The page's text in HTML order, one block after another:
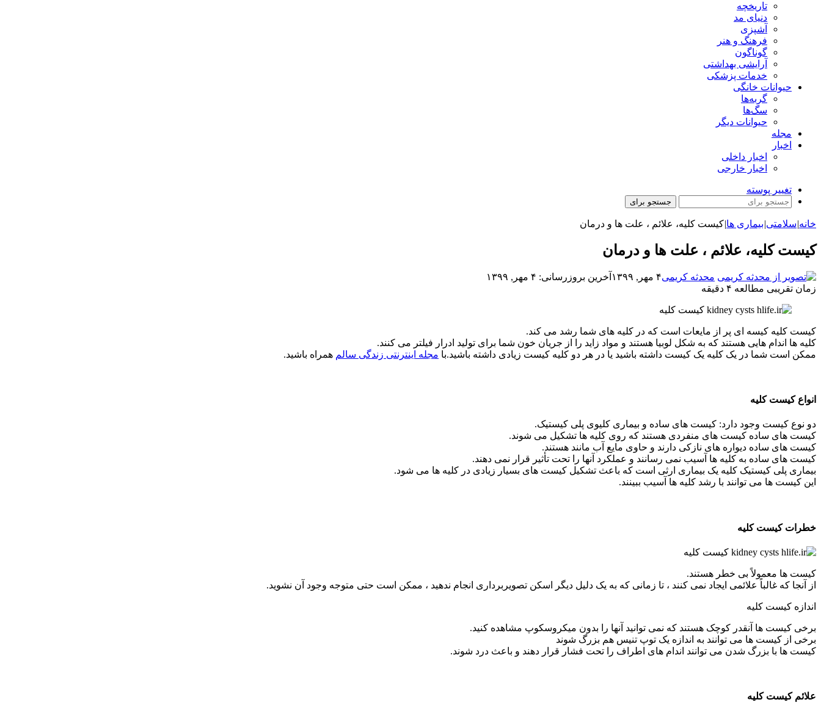
تاریخچه
دنیای مد
آشپزی
فرهنگ و هنر
گوناگون
آرایشی بهداشتی
خدمات پزشکی
حیوانات خانگی
گربه‌ها
سگ‌ها
حیوانات دیگر
مجله
اخبار
اخبار داخلی
اخبار خارجی
تغییر پوسته
جستجو برای
خانه|سلامتی|بیماری ها|کیست کلیه، علائم ، علت ها و درمان
کیست کلیه، علائم ، علت ها و درمان
محدثه کریمی۴ مهر, ۱۳۹۹
آخرین بروزرسانی: ۴ مهر, ۱۳۹۹
زمان تقریبی مطالعه ۴ دقیقه
کیست کلیه کیسه ای پر از مایعات است که در کلیه های شما رشد می کند.
کلیه ها اندام هایی هستند که به شکل لوبیا هستند و مواد زاید را از جریان خون شما برای تولید ادرار فیلتر می کنند.
ممکن است شما در یک کلیه یک کیست داشته باشید یا در هر دو کلیه کیست زیادی داشته باشید.با مجله اینترنتی زندگی سالم همراه باشید.
انواع کیست کلیه
دو نوع کیست وجود دارد: کیست های ساده و بیماری کلیوی پلی کیستیک.
کیست های ساده کیست های منفردی هستند که روی کلیه ها تشکیل می شوند.
کیست های ساده دیواره های نازکی دارند و حاوی مایع آب مانند هستند.
کیست های ساده به کلیه ها آسیب نمی رسانند و عملکرد آنها را تحت تأثیر قرار نمی دهند.
بیماری پلی کیستیک کلیه یک بیماری ارثی است که باعث تشکیل کیست های بسیار زیادی در کلیه ها می شود.
این کیست ها می توانند با رشد کلیه ها آسیب ببینند.
خطرات کیست کلیه
کیست ها معمولاً بی خطر هستند.
از آنجا که غالباً علائمی ایجاد نمی کنند ، تا زمانی که به یک دلیل دیگر اسکن تصویربرداری انجام ندهید ، ممکن است حتی متوجه وجود آن نشوید.
اندازه کیست کلیه
برخی کیست ها آنقدر کوچک هستند که نمی توانید آنها را بدون میکروسکوپ مشاهده کنید.
برخی از کیست ها می توانند به اندازه یک توپ تنیس هم بزرگ شوند
کیست ها با بزرگ شدن می توانند اندام های اطراف را تحت فشار قرار دهند و باعث درد شوند.
علائم کیست کلیه